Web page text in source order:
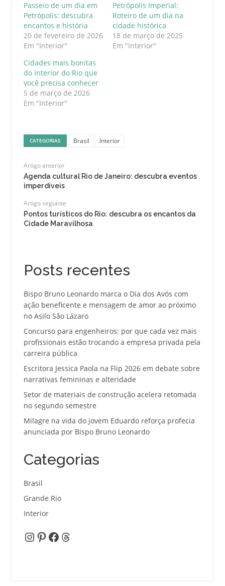
Passeio de um dia em
Petrópolis: descubra
encantos e história
20 de fevereiro de 2026
Em "Interior"
Petrópolis Imperial:
Roteiro de um dia na
cidade histórica
18 de março de 2025
Em "Interior"
Cidades mais bonitas
do interior do Rio que
você precisa conhecer
5 de março de 2026
Em "Interior"
CATEGORIAS Brasil Interior
Artigo anterior
Agenda cultural Rio de Janeiro: descubra eventos
imperdíveis
Artigo seguinte
Pontos turísticos do Rio: descubra os encantos da
Cidade Maravilhosa
Posts recentes
Bispo Bruno Leonardo marca o Dia dos Avós com
ação beneficente e mensagem de amor ao próximo
no Asilo São Lázaro
Concurso para engenheiros: por que cada vez mais
profissionais estão trocando a empresa privada pela
carreira pública
Escritora Jessica Paola na Flip 2026 em debate sobre
narrativas femininas e alteridade
Setor de materiais de construção acelera retomada
no segundo semestre
Milagre na vida do jovem Eduardo reforça profecia
anunciada por Bispo Bruno Leonardo
Categorias
Brasil
Grande Rio
Interior
Instagram
Pinterest
Facebook
Threads